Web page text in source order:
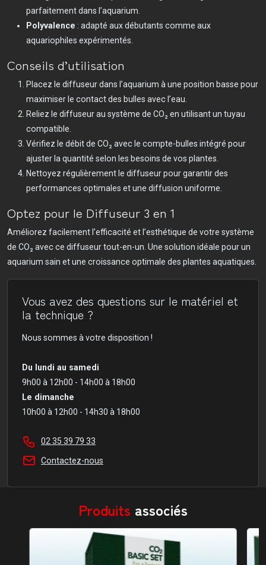
parfaitement dans l’aquarium.
Polyvalence : adapté aux débutants comme aux
aquariophiles expérimentés.
Conseils d’utilisation
Placez le diffuseur dans l’aquarium à une position basse pour
maximiser le contact des bulles avec l’eau.
Reliez le diffuseur au système de CO₂ en utilisant un tuyau
compatible.
Vérifiez le débit de CO₂ avec le compte-bulles intégré pour
ajuster la quantité selon les besoins de vos plantes.
Nettoyez régulièrement le diffuseur pour garantir des
performances optimales et une diffusion uniforme.
Optez pour le Diffuseur 3 en 1
Améliorez facilement l’efficacité et l’esthétique de votre système
de CO₂ avec ce diffuseur tout-en-un. Une solution idéale pour un
aquarium sain et une croissance optimale des plantes aquatiques.
Vous avez des questions sur le matériel et
la technique ?
Nous sommes à votre disposition !
Du lundi au samedi
9h00 à 12h00 - 14h00 à 18h00
Le dimanche
10h00 à 12h00 - 14h30 à 18h00
02 35 39 79 33
Contactez-nous
Produits associés